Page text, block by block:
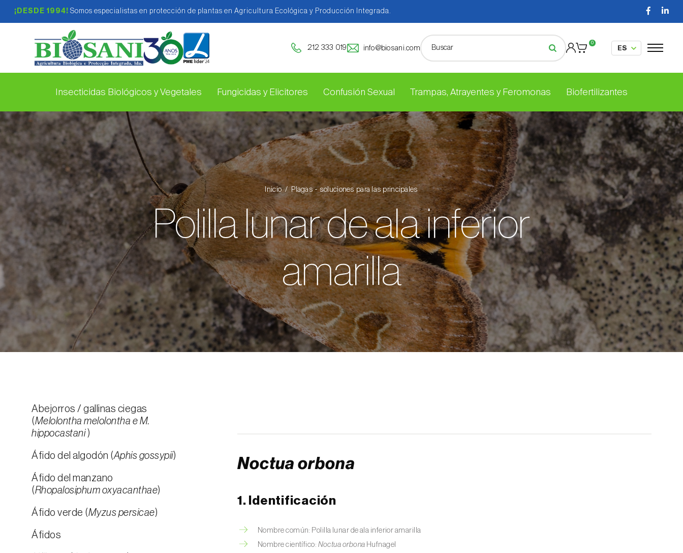
¡DESDE 1994! Somos especialistas en protección de plantas en Agricultura Ecológica y Producción Integrada.
212 333 019 info@biosani.com
0
Insecticidas Biológicos y Vegetales Fungicidas y Elicitores Confusión Sexual Trampas, Atrayentes y Feromonas Biofertilizantes
Inicio Plagas - soluciones para las principales
Polilla lunar de ala inferior
amarilla
Abejorros / gallinas ciegas
(Melolontha melolontha e M.
hippocastani )
Áfido del algodón (Aphis gossypii)
Áfido del manzano
(Rhopalosiphum oxyacanthae)
Áfido verde (Myzus persicae)
Áfidos
Noctua orbona
1. Identificación
Nombre común: Polilla lunar de ala inferior amarilla
Nombre científico: Noctua orbona Hufnagel